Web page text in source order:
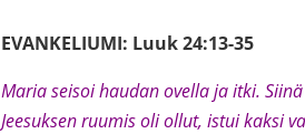
EVANKELIUMI: Luuk 24:13-35
Maria seisoi haudan ovella ja itki.
Jeesuksen ruumis oli ollut, istui kaksi